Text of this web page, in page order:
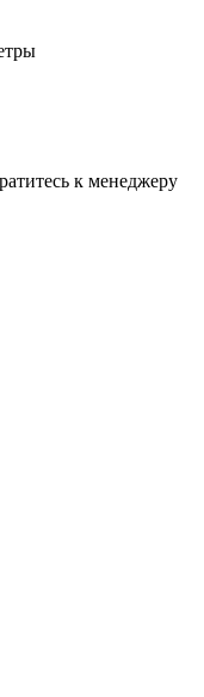
к менеджеру